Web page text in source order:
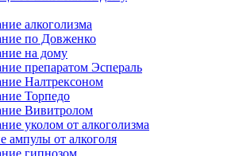
алкоголизма
по Довженко
на дому
препаратом Эспераль
Налтрексоном
Торпедо
Вивитролом
уколом от алкоголизма
ампулы от алкоголя
гипнозом